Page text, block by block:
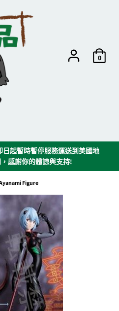
0
起暫時暫停服務運送到美國地
感謝你的體諒與支持!
Figure